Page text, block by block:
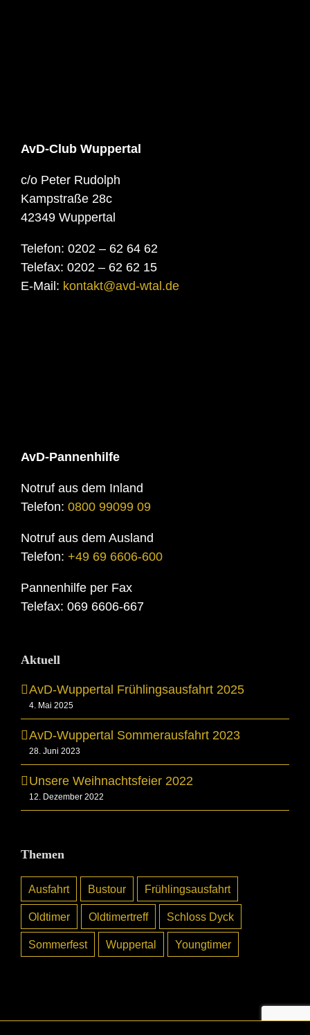
AvD-Club Wuppertal
c/o Peter Rudolph
Kampstraße 28c
42349 Wuppertal
Telefon: 0202 – 62 64 62
Telefax: 0202 – 62 62 15
E-Mail: kontakt@avd-wtal.de
AvD-Pannenhilfe
Notruf aus dem Inland
Telefon: 0800 99099 09
Notruf aus dem Ausland
Telefon: +49 69 6606-600
Pannenhilfe per Fax
Telefax: 069 6606-667
Aktuell
AvD-Wuppertal Frühlingsausfahrt 2025
4. Mai 2025
AvD-Wuppertal Sommerausfahrt 2023
28. Juni 2023
Unsere Weihnachtsfeier 2022
12. Dezember 2022
Themen
Ausfahrt Bustour Frühlingsausfahrt
Oldtimer Oldtimertreff Schloss Dyck
Sommerfest Wuppertal Youngtimer